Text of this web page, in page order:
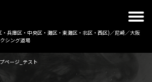
兵庫区・中央区・灘区・東灘区・北区・西区)／尼崎／大阪
シング道場
ページ_テスト